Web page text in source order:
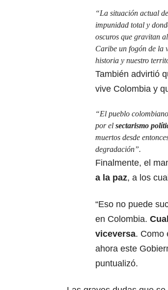
“La situación actual
impunidad total y
oscuros que gravitan
Caribe un fogón de la
historia y nuestro
También advirtió
vive Colombia y
“El pueblo
por el sectarismo
muertos desde
degradación”.
Finalmente, el
a la paz, a los
“Eso no puede
en Colombia.
viceversa. Como
ahora este
puntualizó.